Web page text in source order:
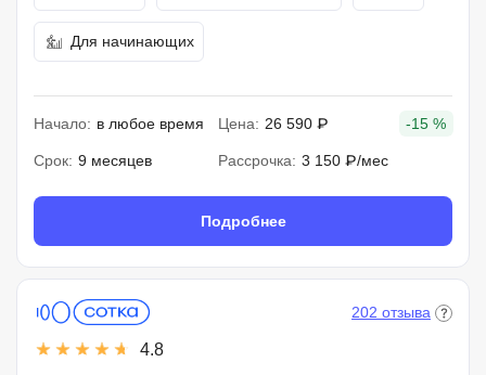
Для начинающих
Начало: в любое время Цена: 26 590 ₽ -15 %
Срок: 9 месяцев Рассрочка: 3 150 ₽/мес
Подробнее
4.8
202 отзыва